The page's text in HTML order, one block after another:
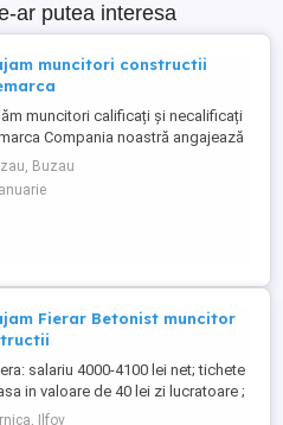
ar putea interesa
muncitori constructii
muncitori calificați și necalificați
Compania noastră angajează
calificați și necalificați pentru
în Danemarca. Oferim: * Salariu
plătit la timp. * Cazare * Contract
Buzau
Fierar Betonist muncitor
salariu 4000-4100 lei net; tichete
in valoare de 40 lei zi lucratoare ;
privata de sanatate; decontare
Ilfov